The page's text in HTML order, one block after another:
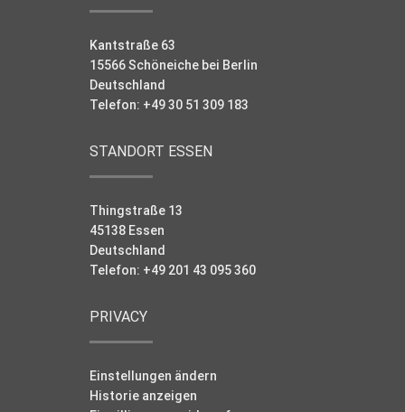
Kantstraße 63
15566 Schöneiche bei Berlin
Deutschland
Telefon: +49 30 51 309 183
STANDORT ESSEN
Thingstraße 13
45138 Essen
Deutschland
Telefon: +49 201 43 095 360
PRIVACY
Einstellungen ändern
Historie anzeigen